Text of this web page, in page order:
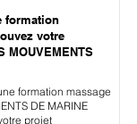
formation
votre
MOUVEMENTS
formation massage
DE MARINE
projet